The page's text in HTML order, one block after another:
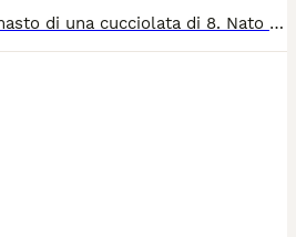
Ultimo Border collie maschio rimasto di una cucciolata di 8. Nato il 9 maggio è pronto per essere adottato da una nuova famiglia. Già con microchip, primo vaccino e sverminato. Genitori entrambi di proprietà con pedrigree . Zona Montegiorgio (Fm) Prezzo € 500 trattabile Su richiesta altre foto e video